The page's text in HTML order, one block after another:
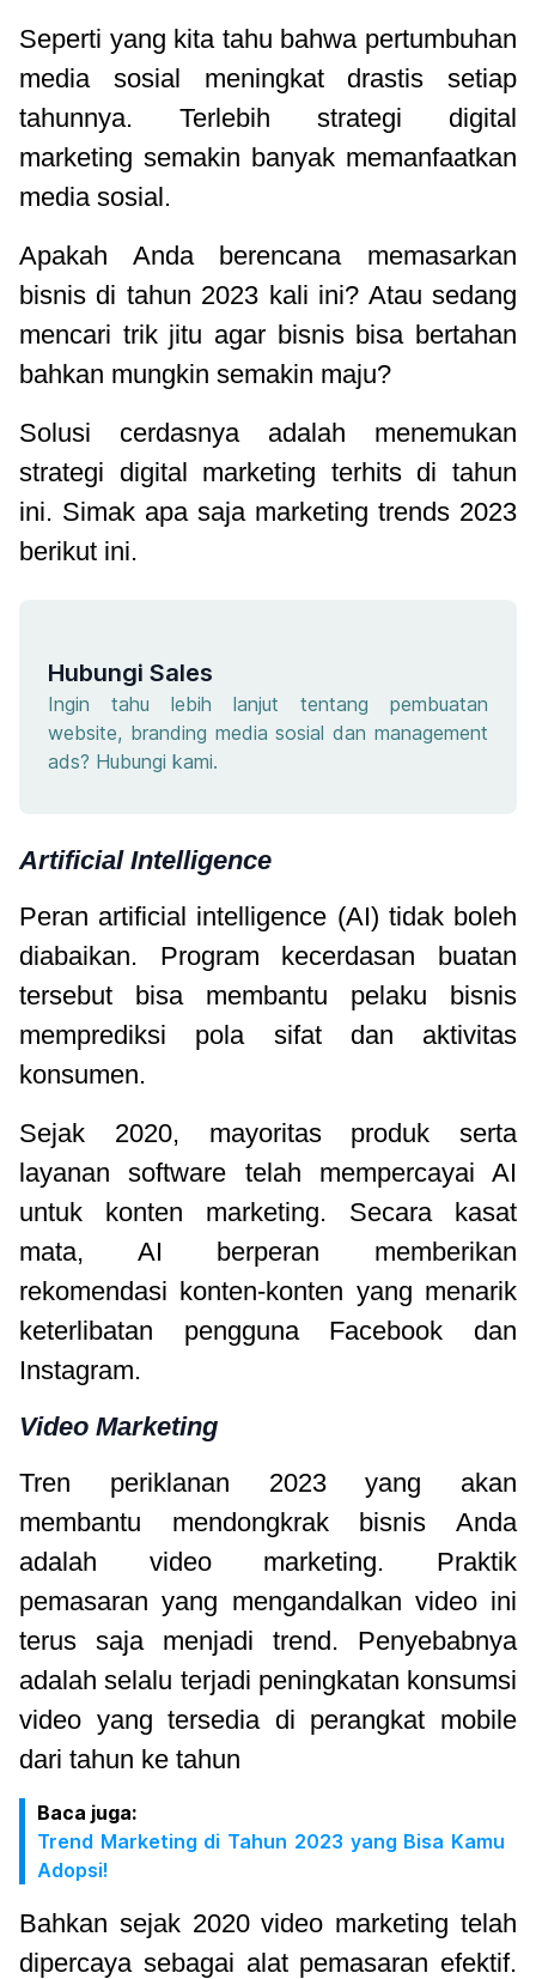
Seperti yang kita tahu bahwa pertumbuhan
media sosial meningkat drastis setiap
tahunnya. Terlebih strategi digital
marketing semakin banyak memanfaatkan
media sosial.
Apakah Anda berencana memasarkan
bisnis di tahun 2023 kali ini? Atau sedang
mencari trik jitu agar bisnis bisa bertahan
bahkan mungkin semakin maju?
Solusi cerdasnya adalah menemukan
strategi digital marketing terhits di tahun
ini. Simak apa saja marketing trends 2023
berikut ini.
Hubungi Sales
Ingin tahu lebih lanjut tentang pembuatan
website, branding media sosial dan management
ads? Hubungi kami.
Artificial Intelligence
Peran artificial intelligence (AI) tidak boleh
diabaikan. Program kecerdasan buatan
tersebut bisa membantu pelaku bisnis
memprediksi pola sifat dan aktivitas
konsumen.
Sejak 2020, mayoritas produk serta
layanan software telah mempercayai AI
untuk konten marketing. Secara kasat
mata, AI berperan memberikan
rekomendasi konten-konten yang menarik
keterlibatan pengguna Facebook dan
Instagram.
Video Marketing
Tren periklanan 2023 yang akan
membantu mendongkrak bisnis Anda
adalah video marketing. Praktik
pemasaran yang mengandalkan video ini
terus saja menjadi trend. Penyebabnya
adalah selalu terjadi peningkatan konsumsi
video yang tersedia di perangkat mobile
dari tahun ke tahun
Baca juga:
Trend Marketing di Tahun 2023 yang Bisa Kamu
Adopsi!
Bahkan sejak 2020 video marketing telah
dipercaya sebagai alat pemasaran efektif.